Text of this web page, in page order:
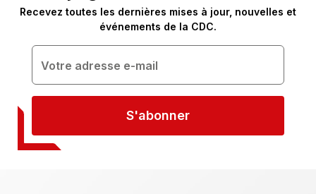
Recevez toutes les dernières mises à jour, nouvelles et
événements de la CDC.
S'abonner